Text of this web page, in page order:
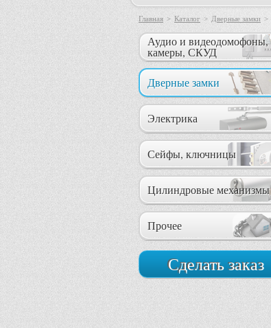
Главная > Каталог > Дверные замки >
Аудио и видеодомофоны,
камеры, СКУД
Дверные замки
Электрика
Сейфы, ключницы
Цилиндровые механизмы
Прочее
Сделать заказ